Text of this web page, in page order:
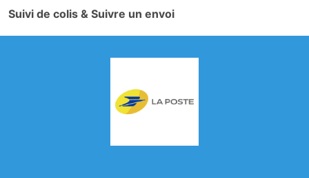
Suivi de colis & Suivre un envoi